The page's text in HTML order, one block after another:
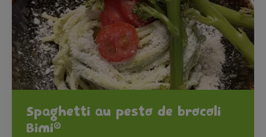
Spaghetti au pesto de brocoli
Bimi®